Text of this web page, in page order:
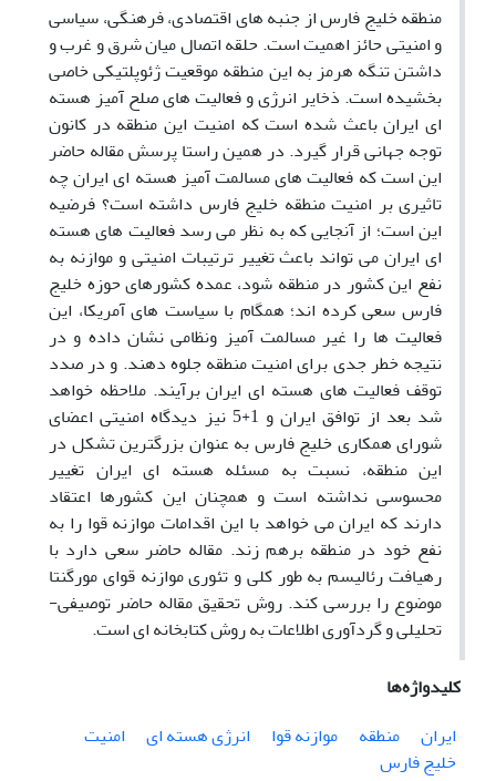
منطقه خلیج فارس از جنبه های اقتصادی، فرهنگی، سیاسی
و امنیتی حائز اهمیت است. حلقه اتصال میان شرق و غرب و
داشتن تنگه هرمز به این منطقه موقعیت ژئوپلتیکی خاصی
بخشیده است. ذخایر انرژی و فعالیت های صلح آمیز هسته
ای ایران باعث شده است که امنیت این منطقه در کانون
توجه جهانی قرار گیرد. در همین راستا پرسش مقاله حاضر
این است که فعالیت های مسالمت آمیز هسته ای ایران چه
تاثیری بر امنیت منطقه خلیج فارس داشته است؟ فرضیه
این است؛ از آنجایی که به نظر می رسد فعالیت های هسته
ای ایران می تواند باعث تغییر ترتیبات امنیتی و موازنه به
نفع این کشور در منطقه شود، عمده کشورهای حوزه خلیج
فارس سعی کرده اند؛ همگام با سیاست های آمریکا، این
فعالیت ها را غیر مسالمت آمیز ونظامی نشان داده و در
نتیجه خطر جدی برای امنیت منطقه جلوه دهند. و در صدد
توقف فعالیت های هسته ای ایران برآیند. ملاحظه خواهد
شد بعد از توافق ایران و 1+5 نیز دیدگاه امنیتی اعضای
شورای همکاری خلیج فارس به عنوان بزرگترین تشکل در
این منطقه، نسبت به مسئله هسته ای ایران تغییر
محسوسی نداشته است و همچنان این کشورها اعتقاد
دارند که ایران می خواهد با این اقدامات موازنه قوا را به
نفع خود در منطقه برهم زند. مقاله حاضر سعی دارد با
رهیافت رئالیسم به طور کلی و تئوری موازنه قوای مورگنتا
موضوع را بررسی کند. روش تحقیق مقاله حاضر توصیفی-
تحلیلی و گردآوری اطلاعات به روش کتابخانه ای است.
کلیدواژه‌ها
ایران
منطقه موازنه قوا انرژی هسته ای
امنیت
خلیج فارس